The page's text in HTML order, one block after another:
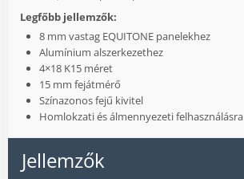
Legfőbb jellemzők:
8 mm vastag EQUITONE panelekhez
Alumínium alszerkezethez
4×18 K15 méret
15 mm fejátmérő
Színazonos fejű kivitel
Homlokzati és álmennyezeti felhasználásra
Jellemzők